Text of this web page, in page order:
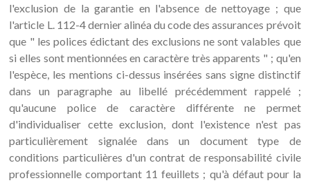
l'exclusion de la garantie en l'absence de nettoyage ; que
l'article L. 112-4 dernier alinéa du code des assurances prévoit
que " les polices édictant des exclusions ne sont valables que
si elles sont mentionnées en caractère très apparents " ; qu'en
l'espèce, les mentions ci-dessus insérées sans signe distinctif
dans un paragraphe au libellé précédemment rappelé ;
qu'aucune police de caractère différente ne permet
d'individualiser cette exclusion, dont l'existence n'est pas
particulièrement signalée dans un document type de
conditions particulières d'un contrat de responsabilité civile
professionnelle comportant 11 feuillets ; qu'à défaut pour la